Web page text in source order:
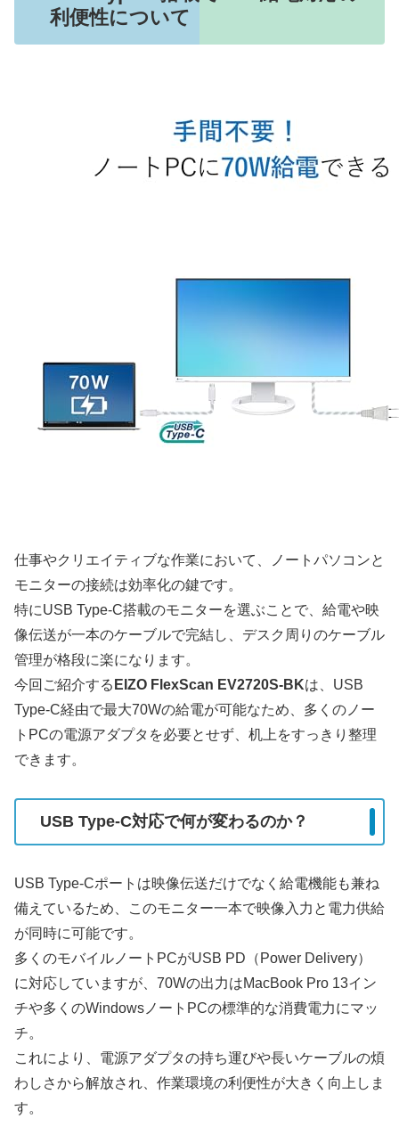
利便性について
仕事やクリエイティブな作業において、ノートパソコンと
モニターの接続は効率化の鍵です。
特にUSB Type-C搭載のモニターを選ぶことで、給電や映
像伝送が一本のケーブルで完結し、デスク周りのケーブル
管理が格段に楽になります。
今回ご紹介する EIZO FlexScan EV2720S-BKは、USB
Type-C経由で最大70Wの給電が可能なため、多くのノー
トPCの電源アダプタを必要とせず、机上をすっきり整理
できます。
USB Type-C対応で何が変わるのか？
USB Type-Cポートは映像伝送だけでなく給電機能も兼ね
備えているため、このモニター一本で映像入力と電力供給
が同時に可能です。
多くのモバイルノートPCがUSB PD（Power Delivery）
に対応していますが、70Wの出力はMacBook Pro 13イン
チや多くのWindowsノートPCの標準的な消費電力にマッ
チ。
これにより、電源アダプタの持ち運びや長いケーブルの煩
わしさから解放され、作業環境の利便性が大きく向上しま
す。